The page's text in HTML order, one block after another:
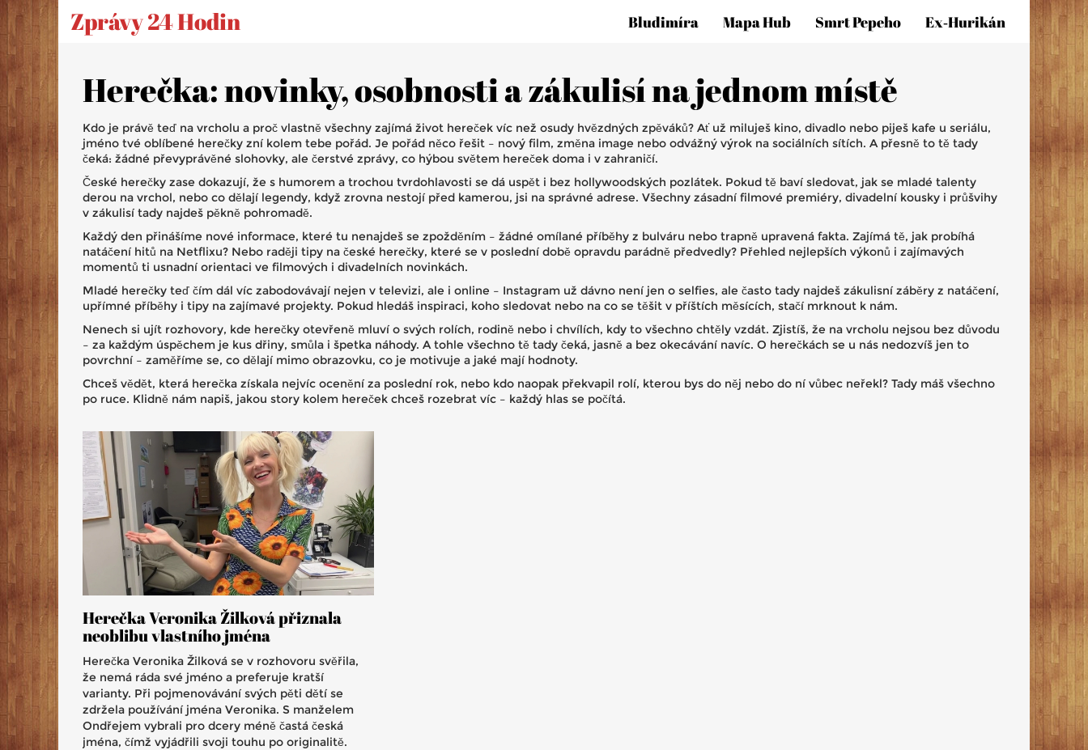
Zprávy 24 Hodin Bludimíra Mapa Hub Smrt Pepeho Ex‑hurikán
Herečka: novinky, osobnosti a zákulisí na jednom místě
Kdo je právě teď na vrcholu a proč vlastně všechny zajímá život hereček víc než osudy hvězdných zpěváků? Ať už miluješ kino, divadlo nebo piješ kafe u seriálu,
jméno tvé oblíbené herečky zní kolem tebe pořád. Je pořád něco řešit – nový film, změna image nebo odvážný výrok na sociálních sítích. A přesně to tě tady
čeká: žádné převyprávěné slohovky, ale čerstvé zprávy, co hýbou světem hereček doma i v zahraničí.
České herečky zase dokazují, že s humorem a trochou tvrdohlavosti se dá uspět i bez hollywoodských pozlátek. Pokud tě baví sledovat, jak se mladé talenty
derou na vrchol, nebo co dělají legendy, když zrovna nestojí před kamerou, jsi na správné adrese. Všechny zásadní filmové premiéry, divadelní kousky i průšvihy
v zákulisí tady najdeš pěkně pohromadě.
Každý den přinášíme nové informace, které tu nenajdeš se zpožděním – žádné omílané příběhy z bulváru nebo trapně upravená fakta. Zajímá tě, jak probíhá
natáčení hitů na Netflixu? Nebo raději tipy na české herečky, které se v poslední době opravdu parádně předvedly? Přehled nejlepších výkonů i zajímavých
momentů ti usnadní orientaci ve filmových i divadelních novinkách.
Mladé herečky teď čím dál víc zabodovávají nejen v televizi, ale i online – Instagram už dávno není jen o selfies, ale často tady najdeš zákulisní záběry z natáčení,
upřímné příběhy i tipy na zajímavé projekty. Pokud hledáš inspiraci, koho sledovat nebo na co se těšit v příštích měsících, stačí mrknout k nám.
Nenech si ujít rozhovory, kde herečky otevřeně mluví o svých rolích, rodině nebo i chvílích, kdy to všechno chtěly vzdát. Zjistíš, že na vrcholu nejsou bez důvodu
– za každým úspěchem je kus dřiny, smůla i špetka náhody. A tohle všechno tě tady čeká, jasně a bez okecávání navíc. O herečkách se u nás nedozvíš jen to
povrchní – zaměříme se, co dělají mimo obrazovku, co je motivuje a jaké mají hodnoty.
Chceš vědět, která herečka získala nejvíc ocenění za poslední rok, nebo kdo naopak překvapil rolí, kterou bys do něj nebo do ní vůbec neřekl? Tady máš všechno
po ruce. Klidně nám napiš, jakou story kolem hereček chceš rozebrat víc – každý hlas se počítá.
Herečka Veronika Žilková přiznala
neoblibu vlastního jména
Herečka Veronika Žilková se v rozhovoru svěřila,
že nemá ráda své jméno a preferuje kratší
varianty. Při pojmenovávání svých pěti dětí se
zdržela používání jména Veronika. S manželem
Ondřejem vybrali pro dcery méně častá česká
jména, čímž vyjádřili svoji touhu po originalitě.